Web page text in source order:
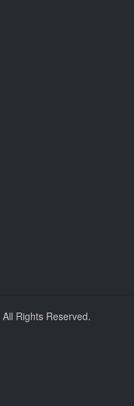
All Rights Reserved.